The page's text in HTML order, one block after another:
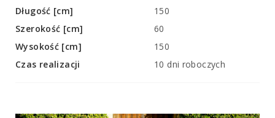
Długość [cm]
150
Szerokość [cm]
60
Wysokość [cm]
150
Czas realizacji
10 dni roboczych